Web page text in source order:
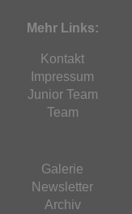
Mehr Links:
Kontakt
Impressum
Junior Team
Team
Galerie
Newsletter
Archiv